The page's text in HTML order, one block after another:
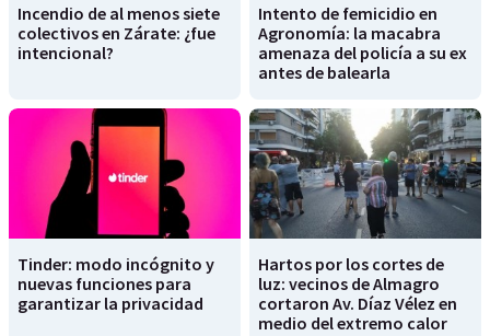
Incendio de al menos siete
colectivos en Zárate: ¿fue
intencional?
Intento de femicidio en
Agronomía: la macabra
amenaza del policía a su ex
antes de balearla
Tinder: modo incógnito y
nuevas funciones para
garantizar la privacidad
Hartos por los cortes de
luz: vecinos de Almagro
cortaron Av. Díaz Vélez en
medio del extremo calor